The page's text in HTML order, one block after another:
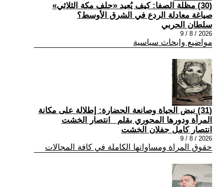
(30) مظلة الصفا: كيف يُعيد «حلف مكة الثلاثي»
صياغة معادلة الردع في الشرق الأوسط؟
سلطان الحربي
2026 / 8 / 9
مواضيع وابحاث سياسية
(31) نبض الحياة وصانعة الحضارة: إطلالة على مكانة
المرأة ودورها المحوري بقلم _انتصار الخشت
انتصار كامل جفلان الخشت
2026 / 8 / 9
حقوق المراة ومساواتها الكاملة في كافة المجالات